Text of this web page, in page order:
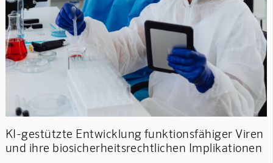
KI-gestützte Entwicklung funktionsfähiger Viren
und ihre biosicherheitsrechtlichen Implikationen